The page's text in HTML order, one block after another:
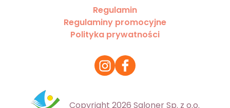
Regulamin
Regulaminy promocyjne
Polityka prywatności
Copyright 2026 Saloner Sp. z o.o.